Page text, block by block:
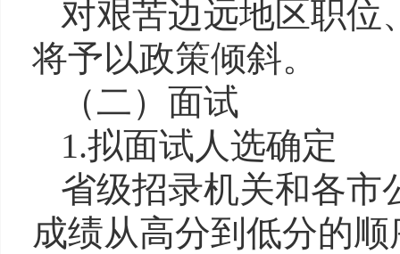
对艰苦边远地区职位
将予以政策倾斜。
（二）面试
1.拟面试人选确定
省级招录机关和各市
成绩从高分到低分的